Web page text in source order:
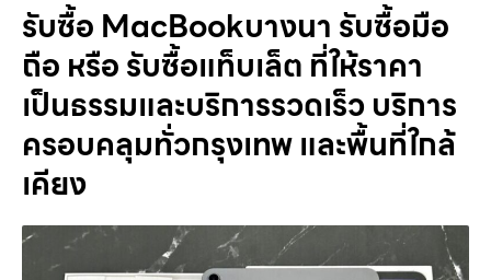
รับซื้อ MacBookบางนา รับซื้อมือ
ถือ หรือ รับซื้อแท็บเล็ต ที่ให้ราคา
เป็นธรรมและบริการรวดเร็ว บริการ
ครอบคลุมทั่วกรุงเทพ และพื้นที่ใกล้
เคียง